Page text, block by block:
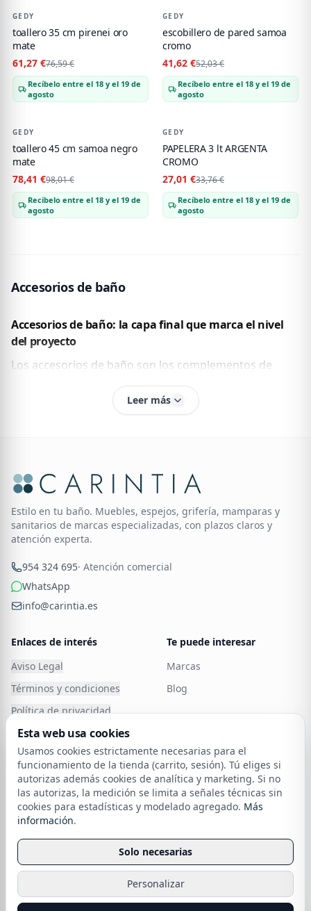
-20
GEDY
toallero 35 cm pirenei oro
mate
61,27 €76,59 €
Recíbelo entre el 18 y el 19 de
agosto
-20
GEDY
escobillero de pared samoa
cromo
41,62 €52,03 €
Recíbelo entre el 18 y el 19 de
agosto
-20
GEDY
toallero 45 cm samoa negro
mate
78,41 €98,01 €
Recíbelo entre el 18 y el 19 de
agosto
-20
GEDY
PAPELERA 3 lt ARGENTA
CROMO
27,01 €33,76 €
Recíbelo entre el 18 y el 19 de
agosto
Accesorios de baño
Accesorios de baño: la capa final que marca el nivel
hornacinas y dispensadores. Son piezas pequeñas,
pero su acabado —cromo brillo, negro mate, oro
cepillado, gun metal— define la coherencia estética de
toda la estancia y su durabilidad frente a humedad y
productos de limpieza.
302Referencias en catálogo
10Subfamilias especializadas
VHB · Atornillado
Dos sistemas de fijación
Qué entendemos por accesorios de baño y cómo
organizarlos
En carintia.es trabajamos los accesorios para baño
como un sistema, no como piezas sueltas. Un
conjunto de accesorios bien seleccionado agrupa
funciones de secado, higiene, almacenaje y aseo con el
mismo lenguaje formal. Esto evita el efecto patchwork
de tiendas generalistas, donde cada referencia
proviene de una serie distinta. Aquí encontrarás series
completas —Pirenei, Samoa, Essential, Practic, Technic,
Time, B-Focus— pensadas para desplegar toalleros,
perchas, portarrollos, jaboneras y escobilleros con
acabado y geometría coordinados.
Estilo en tu baño. Muebles, espejos, grifería, mamparas y
sanitarios de marcas especializadas, con plazos claros y
atención experta.
WhatsApp
info@carintia.es
Enlaces de interés
Aviso Legal
Términos y condiciones
Política de privacidad
Política de Cookies
Cancelar o devolver un
Política de devoluciones
Financia tu compra
Envío
Blog
Atención al cliente
Esta web usa cookies
Usamos cookies estrictamente necesarias para el
funcionamiento de la tienda (carrito, sesión). Tú eliges si
autorizas además cookies de analítica y marketing. Si no
las autorizas, la medición se limita a señales técnicas sin
cookies para estadísticas y modelado agregado. Más
informaciónsobre nuestra política de cookies
.
Solo necesarias
Personalizar